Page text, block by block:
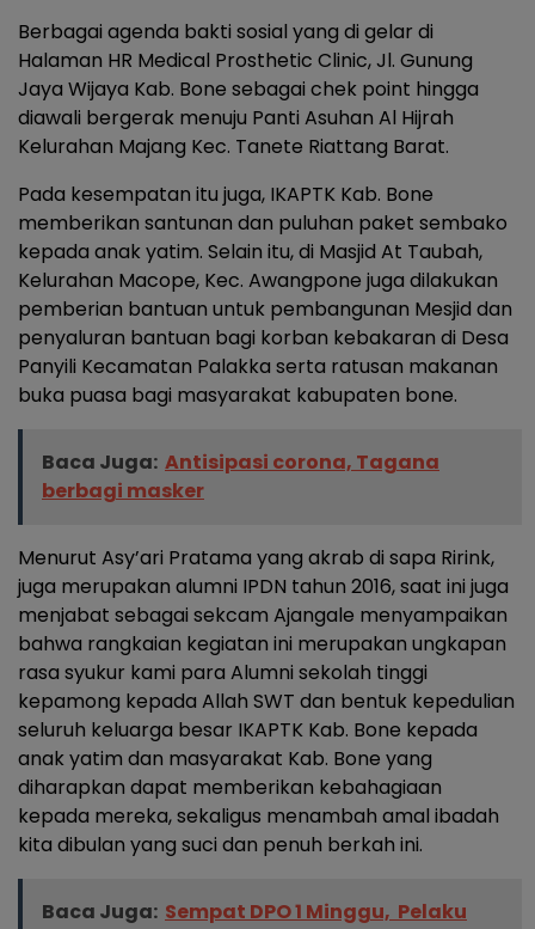
Berbagai agenda bakti sosial yang di gelar di
Halaman HR Medical Prosthetic Clinic, Jl. Gunung
Jaya Wijaya Kab. Bone sebagai chek point hingga
diawali bergerak menuju Panti Asuhan Al Hijrah
Kelurahan Majang Kec. Tanete Riattang Barat.
Pada kesempatan itu juga, IKAPTK Kab. Bone
memberikan santunan dan puluhan paket sembako
kepada anak yatim. Selain itu, di Masjid At Taubah,
Kelurahan Macope, Kec. Awangpone juga dilakukan
pemberian bantuan untuk pembangunan Mesjid dan
penyaluran bantuan bagi korban kebakaran di Desa
Panyili Kecamatan Palakka serta ratusan makanan
buka puasa bagi masyarakat kabupaten bone.
Baca Juga: Antisipasi corona, Tagana
berbagi masker
Menurut Asy’ari Pratama yang akrab di sapa Rirink,
juga merupakan alumni IPDN tahun 2016, saat ini juga
menjabat sebagai sekcam Ajangale menyampaikan
bahwa rangkaian kegiatan ini merupakan ungkapan
rasa syukur kami para Alumni sekolah tinggi
kepamong kepada Allah SWT dan bentuk kepedulian
seluruh keluarga besar IKAPTK Kab. Bone kepada
anak yatim dan masyarakat Kab. Bone yang
diharapkan dapat memberikan kebahagiaan
kepada mereka, sekaligus menambah amal ibadah
kita dibulan yang suci dan penuh berkah ini.
Baca Juga: Sempat DPO 1 Minggu, Pelaku